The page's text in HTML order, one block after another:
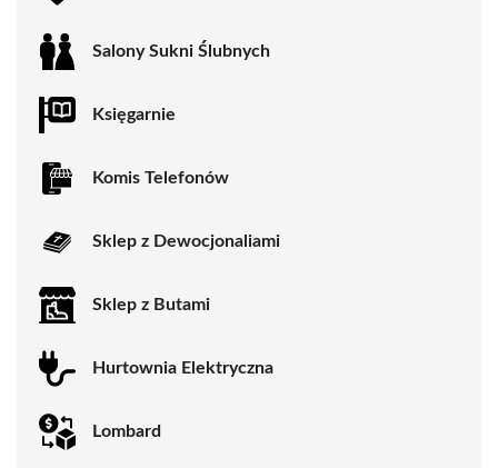
Salony Sukni Ślubnych
Księgarnie
Komis Telefonów
Sklep z Dewocjonaliami
Sklep z Butami
Hurtownia Elektryczna
Lombard